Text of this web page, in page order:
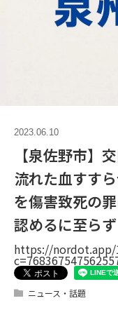
2023.06.10
【泉佐野市】
流れた血すす
を傷害致死の
認めるに至ら
https://nordot.app/
ニュース・話題